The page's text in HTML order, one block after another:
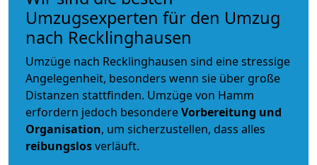
Umzugsexperten für den Umzug
nach Recklinghausen
Umzüge nach Recklinghausen sind eine stressige
Angelegenheit, besonders wenn sie über große
Distanzen stattfinden. Umzüge von Hamm
erfordern jedoch besondereVorbereitung und
Organisation, um sicherzustellen, dass alles
reibungslosverläuft.